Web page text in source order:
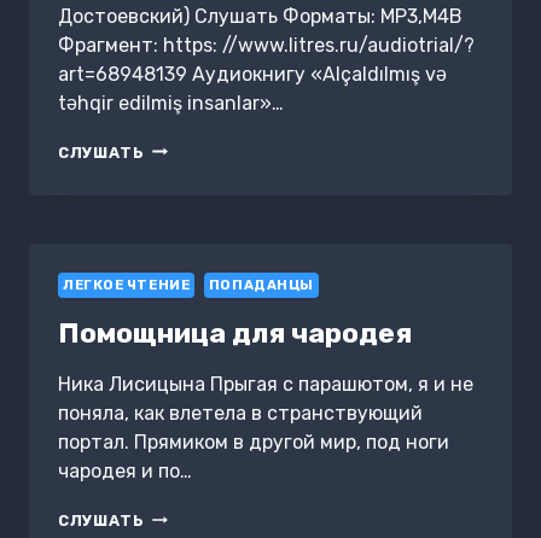
Достоевский) Слушать Форматы: MP3,M4B
Фрагмент: https: //www.litres.ru/audiotrial/?
art=68948139 Аудиокнигу «Alçaldılmış və
təhqir edilmiş insanlar»…
СЛУШАТЬ ALÇALDILMIŞ
ЛЕГКОЕ ЧТЕНИЕ ПОПАДАНЦЫ
Помощница для чародея
Ника Лисицына Прыгая с парашютом, я и не
поняла, как влетела в странствующий
портал. Прямиком в другой мир, под ноги
чародея и по…
СЛУШАТЬ ПОМОЩНИЦА